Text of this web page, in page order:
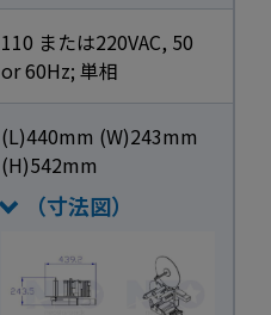
110 または220VAC, 50
or 60Hz; 単相
(L)440mm (W)243mm
(H)542mm
（寸法図）